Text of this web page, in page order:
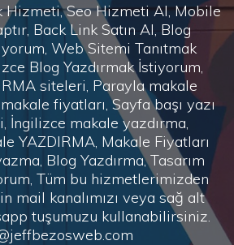
Hizmeti, Seo Hizmeti Al, Mobile
Back Link Satın Al, Blog
Web Sitemi Tanıtmak
Blog Yazdırmak İstiyorum,
siteleri, Parayla makale
fiyatları, Sayfa başı yazı
İngilizce makale yazdırma,
YAZDIRMA, Makale Fiyatları
Blog Yazdırma, Tasarım
Tüm bu hizmetlerimizden
mail kanalımızı veya sağ alt
tuşumuzu kullanabilirsiniz.